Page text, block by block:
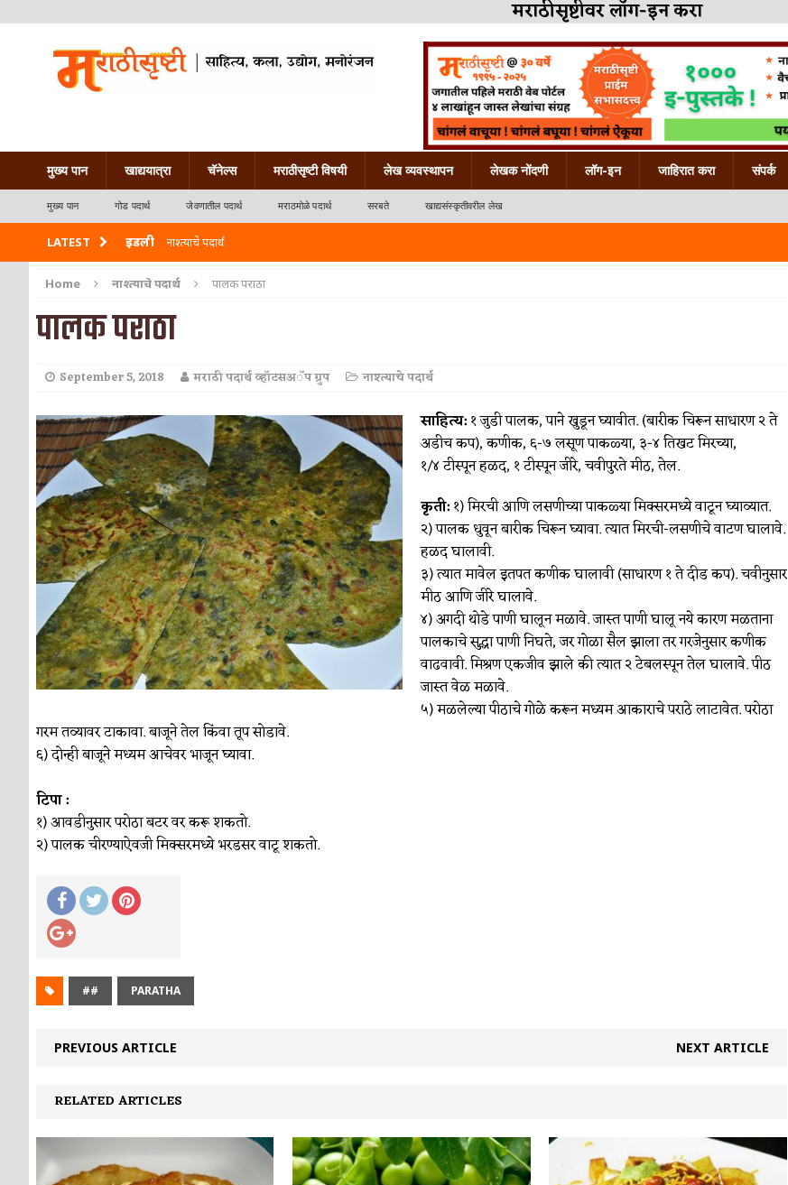
मराठीसृष्टीवर लॉग-इन करा
मुख्य पान खाद्ययात्रा चॅनेल्स मराठीसृष्टी विषयी लेख व्यवस्थापन लेखक नोंदणी लॉग-इन जाहिरात करा संपर्क
मुख्य पान गोड पदार्थ जेवणातील पदार्थ मराठमोळे पदार्थ सरबते खाद्यसंस्कृतीवरील लेख
LATEST इडली नाश्त्याचे पदार्थ
छोले भटुरे – Cchole Bhature
साबुदाणा वडा
Home नाश्त्याचे पदार्थ पालक पराठा
पालक पराठा
September 5, 2018 मराठी पदार्थ व्हॉटसअॅप ग्रुप नाश्त्याचे पदार्थ
साहित्य:१ जुडी पालक, पाने खुडून घ्यावीत. (बारीक चिरून साधारण २ ते
अडीच कप), कणीक, ६-७ लसूण पाकळ्या, ३-४ तिखट मिरच्या,
१/४ टीस्पून हळद, १ टीस्पून जीरे, चवीपुरते मीठ, तेल.
कृती:१) मिरची आणि लसणीच्या पाकळ्या मिक्सरमध्ये वाटून घ्याव्यात.
२) पालक धुवून बारीक चिरून घ्यावा. त्यात मिरची-लसणीचे वाटण घालावे.
हळद घालावी.
३) त्यात मावेल इतपत कणीक घालावी (साधारण १ ते दीड कप). चवीनुसार
मीठ आणि जीरे घालावे.
४) अगदी थोडे पाणी घालून मळावे. जास्त पाणी घालू नये कारण मळताना
पालकाचे सुद्धा पाणी निघते, जर गोळा सैल झाला तर गरजेनुसार कणीक
वाढवावी. मिश्रण एकजीव झाले की त्यात २ टेबलस्पून तेल घालावे. पीठ
जास्त वेळ मळावे.
५) मळलेल्या पीठाचे गोळे करून मध्यम आकाराचे पराठे लाटावेत. परोठा
गरम तव्यावर टाकावा. बाजूने तेल किंवा तूप सोडावे.
६) दोन्ही बाजूने मध्यम आचेवर भाजून घ्यावा.
टिपा :
१) आवडीनुसार परोठा बटर वर करू शकतो.
२) पालक चीरण्याऐवजी मिक्सरमध्ये भरडसर वाटू शकतो.
## PARATHA
PREVIOUS ARTICLE NEXT ARTICLE
RELATED ARTICLES